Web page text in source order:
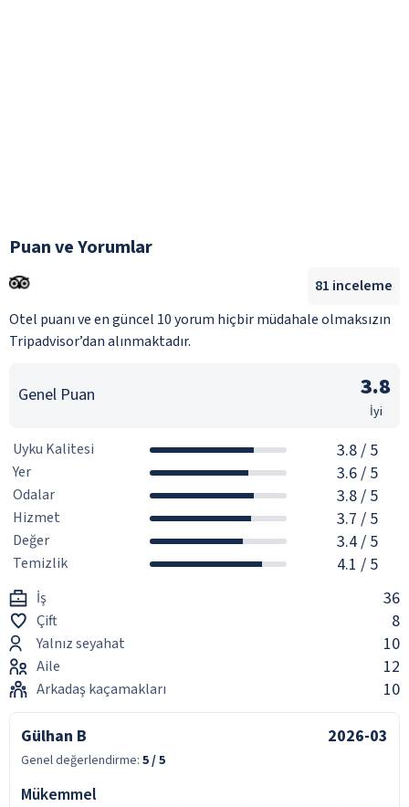
Puan ve Yorumlar
Otel puanı ve en güncel 10 yorum hiçbir müdahale olmaksızın
Tripadvisor’dan alınmaktadır.
81 inceleme
Genel Puan 3.8
İyi
Uyku Kalitesi 3.8/ 5
Yer 3.6/ 5
Odalar 3.8/ 5
Hizmet 3.7 / 5
Değer 3.4/ 5
Temizlik 4.1 / 5
İş 36
Çift 8
Yalnız seyahat 10
Aile 12
Arkadaş kaçamakları 10
Gülhan B 2026-03
Genel değerlendirme: 5/ 5
Mükemmel